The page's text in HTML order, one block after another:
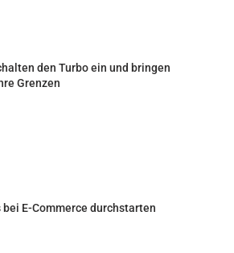
den Turbo ein und bringen
Grenzen
E-Commerce durchstarten